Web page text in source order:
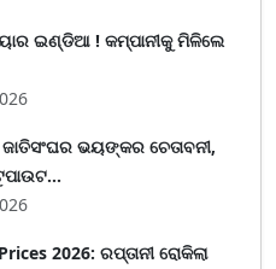
ଇଣ୍ଡିଆ ! କମ୍ପାନୀକୁ ମିଳିଲେ
ଭୟଙ୍କର ଚେତାବନୀ,
2026: ରପ୍ତାନୀ ରୋକିଲା